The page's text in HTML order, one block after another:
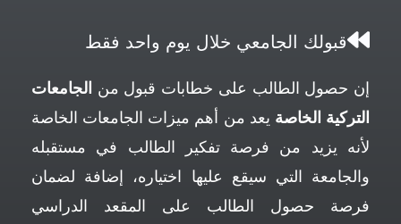
قبولك الجامعي خلال يوم واحد فقط
إن حصول الطالب على خطابات قبول من الجامعات
التركية الخاصة يعد من أهم ميزات الجامعات الخاصة
لأنه يزيد من فرصة تفكير الطالب في مستقبله
والجامعة التي سيقع عليها اختياره، إضافة لضمان
فرصة حصول الطالب على المقعد الدراسي